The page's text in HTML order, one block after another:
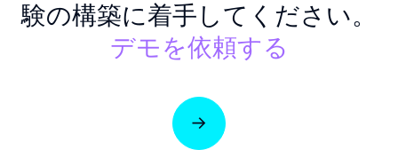
験の構築に着手してください。
デモを依頼する